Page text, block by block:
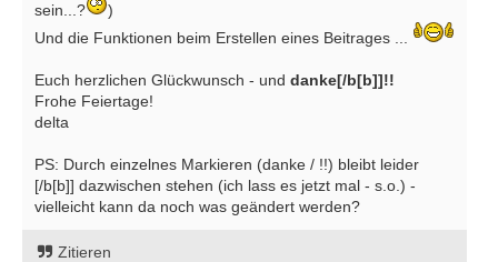
sein...?
)
Und die Funktionen beim Erstellen eines Beitrages ...
Euch herzlichen Glückwunsch - und danke[/b[b]]!!
Frohe Feiertage!
delta
PS: Durch einzelnes Markieren (danke / !!) bleibt leider
[/b[b]] dazwischen stehen (ich lass es jetzt mal - s.o.) -
vielleicht kann da noch was geändert werden?
Zitieren